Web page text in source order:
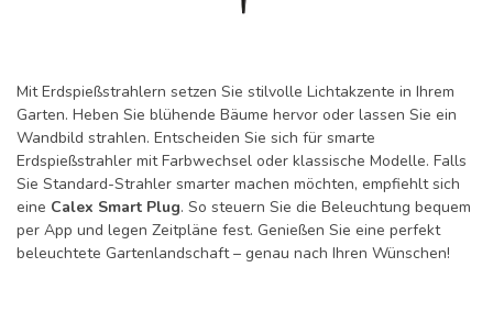
Mit Erdspießstrahlern setzen Sie stilvolle Lichtakzente in Ihrem
Garten. Heben Sie blühende Bäume hervor oder lassen Sie ein
Wandbild strahlen. Entscheiden Sie sich für smarte
Erdspießstrahler mit Farbwechsel oder klassische Modelle. Falls
Sie Standard-Strahler smarter machen möchten, empfiehlt sich
eine Calex Smart Plug. So steuern Sie die Beleuchtung bequem
per App und legen Zeitpläne fest. Genießen Sie eine perfekt
beleuchtete Gartenlandschaft – genau nach Ihren Wünschen!